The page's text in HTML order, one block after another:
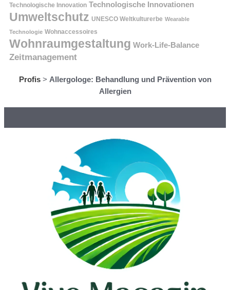
Technologische Innovation Technologische Innovationen
Umweltschutz UNESCO Weltkulturerbe Wearable
Technologie Wohnaccessoires
Wohnraumgestaltung Work-Life-Balance
Zeitmanagement
Profis> Allergologe: Behandlung und Prävention von
Allergien